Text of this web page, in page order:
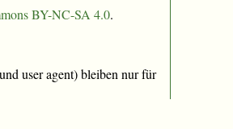
BY-NC-SA 4.0.
user agent) bleiben nur für